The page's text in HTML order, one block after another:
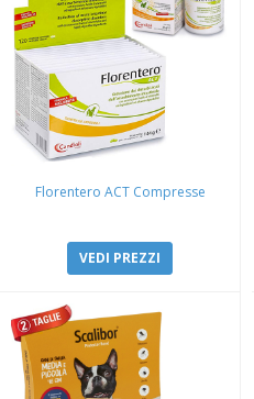
Florentero ACT Compresse
VEDI PREZZI